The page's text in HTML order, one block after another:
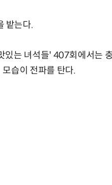
밭는다.
는 녀석들' 407회에서는
습이 전파를 탄다.